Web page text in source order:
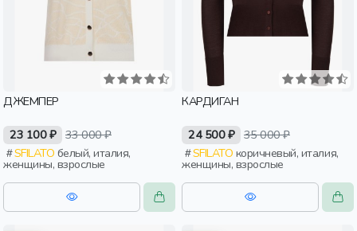
ДЖЕМПЕР
23 100 ₽ 33 000 ₽
SFILATO
женщины, взрослые
КАРДИГАН
24 500 ₽ 35 000 ₽
SFILATO
женщины, взрослые